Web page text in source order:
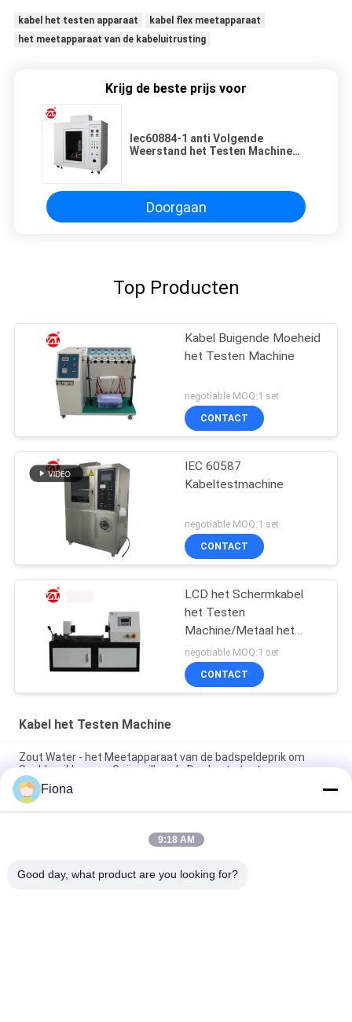
kabel het testen apparaat
kabel flex meetapparaat
het meetapparaat van de kabeluitrusting
Krijg de beste prijs voor
Iec60884-1 anti Volgende
Weerstand het Testen Machine
Doorgaan
Top Producten
Kabel Buigende Moeheid
het Testen Machine
negotiable MOQ:1 set
CONTACT
IEC 60587
Kabeltestmachine
negotiable MOQ:1 set
CONTACT
LCD het Schermkabel
het Testen
Machine/Metaal het
Meetapparaat van de
Draadtorsie het
Unidirectionele en
negotiable MOQ:1 set
CONTACT
Kabel het Testen Machine
Zout Water - het Meetapparaat van de badspeldeprik om
Speldeprikken van Geëmailleerde Draden te testen
ASTM D149 IEC 60243 Spanningsdoorbraak Tester Machine
Isolatiemateriaal Doorbraakspanning Testapparatuur
IEC 60068-2 ISO 5344 Sinusvormige Vibratietestmachine Prijs
Fiona
9:18 AM
Good day, what product are you looking for?